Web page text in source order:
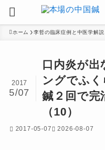
ホーム 李哲の臨床症例と中医学解説
口内炎が
ングでふく
鍼２回で完
（10）
2017
5/07
2017-05-07 2026-08-07